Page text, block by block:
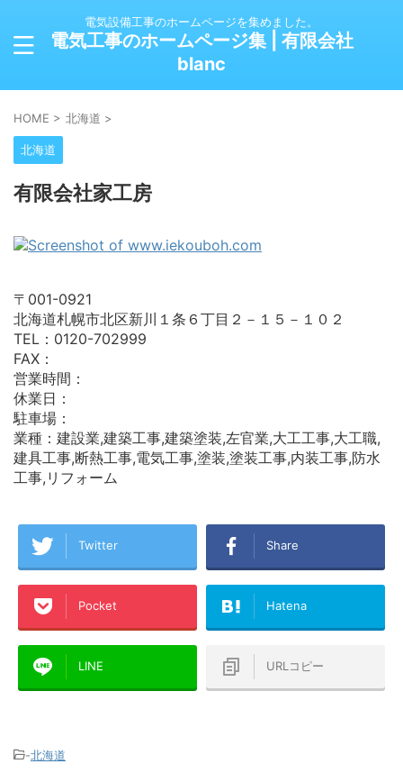
電気設備工事のホームページを集めました。
電気工事のホームページ集 | 有限会社
blanc
HOME > 北海道 >
北海道
有限会社家工房
〒001-0921
北海道札幌市北区新川１条６丁目２－１５－１０２
TEL：0120-702999
FAX：
営業時間：
休業日：
駐車場：
業種：建設業,建築工事,建築塗装,左官業,大工工事,大工職,
建具工事,断熱工事,電気工事,塗装,塗装工事,内装工事,防水
工事,リフォーム
Twitter Share
Pocket Hatena
LINE URLコピー
-北海道